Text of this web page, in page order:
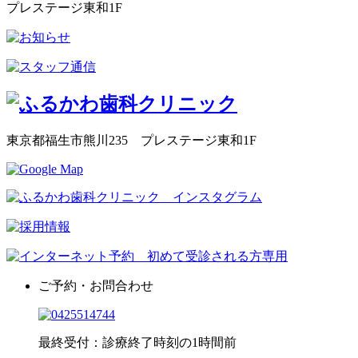
プレステージ東和1F
東京都福生市熊川235 プレステージ東和1F
ご予約・お問合わせ
最終受付：診療終了時刻の1時間前